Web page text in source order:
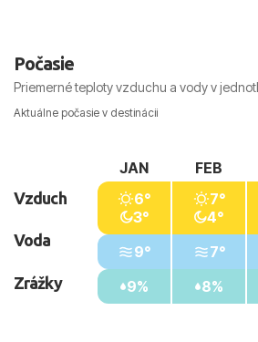
Počasie
Priemerné teploty vzduchu a vody v
Aktuálne počasie v destinácii
Vzduch
Voda
Zrážky
JAN
6°
3°
9°
9%
FEB
7°
4°
7°
8%